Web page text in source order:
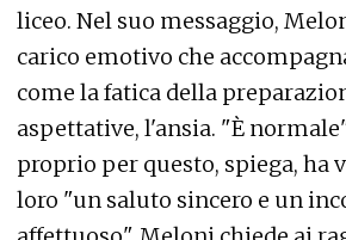
liceo. Nel suo messaggio,
carico emotivo che
come la fatica della
aspettative, l'ansia. "È
proprio per questo, spiega, ha
loro "un saluto sincero e un